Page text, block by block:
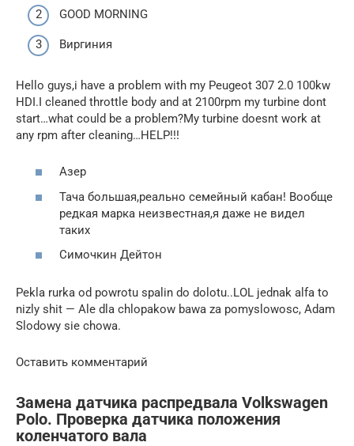
GOOD MORNING
Виргиния
Hello guys,i have a problem with my Peugeot 307 2.0 100kw
HDI.I cleaned throttle body and at 2100rpm my turbine dont
start…what could be a problem?My turbine doesnt work at
any rpm after cleaning…HELP!!!
Азер
Тача большая,реально семейный кабан! Вообще
редкая марка неизвестная,я даже не видел
таких
Симочкин Дейтон
Pekla rurka od powrotu spalin do dolotu..LOL jednak alfa to
nizly shit — Ale dla chlopakow bawa za pomyslowosc, Adam
Slodowy sie chowa.
Оставить комментарий
Замена датчика распредвала Volkswagen
Polo. Проверка датчика положения
коленчатого вала